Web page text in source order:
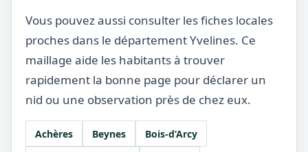
Vous pouvez aussi consulter les fiches locales
proches dans le département Yvelines. Ce
maillage aide les habitants à trouver
rapidement la bonne page pour déclarer un
nid ou une observation près de chez eux.
Achères Beynes
Bois-d’Arcy